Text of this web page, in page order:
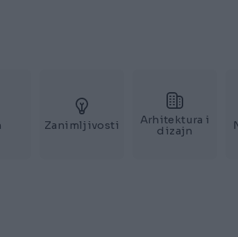
Zanimljivosti
Arhitektura i
dizajn